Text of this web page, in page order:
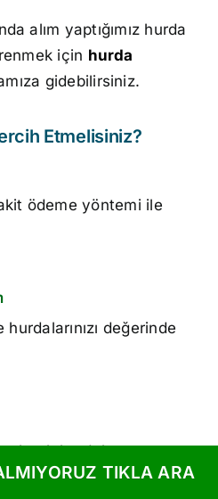
alım yaptığımız hurda
için hurda
gidebilirsiniz.
Etmelisiniz?
ödeme yöntemi ile
değerinde
hurdalarınızı
TIKLA ARA